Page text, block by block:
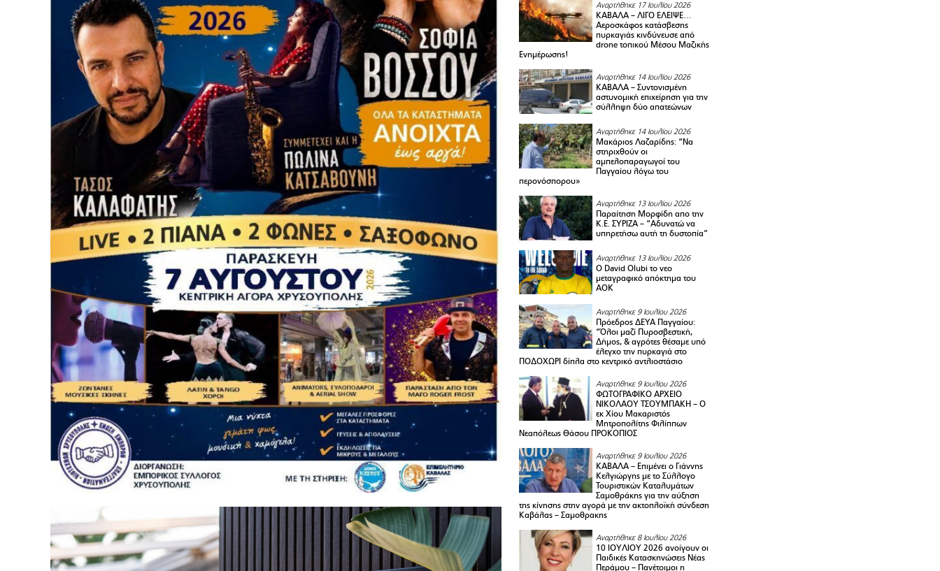
Αναρτήθηκε 17 Ιουλίου 2026
ΚΑΒΑΛΑ – ΛΙΓΟ ΕΛΕΙΨΕ…
Αεροσκάφος κατάσβεσης
πυρκαγιάς κινδύνευσε από
drone τοπικού Μέσου Μαζικής
Ενημέρωσης!
Αναρτήθηκε 14 Ιουλίου 2026
ΚΑΒΑΛΑ – Συντονισμένη
αστυνομική επιχείρηση για την
σύλληψη δύο απατεώνων
Αναρτήθηκε 14 Ιουλίου 2026
Μακάριος Λαζαρίδης: “Να
στηριχθούν οι
αμπελοπαραγωγοί του
Παγγαίου λόγω του
περονόσπορου»
Αναρτήθηκε 13 Ιουλίου 2026
Παραίτηση Μορφίδη απο την
Κ.Ε. ΣΥΡΙΖΑ – “Αδυνατώ να
υπηρετήσω αυτή τη δυστοπία”
Αναρτήθηκε 13 Ιουλίου 2026
Ο David Olubi το νεο
μεταγραφικό απόκτημα του
ΑΟΚ
Αναρτήθηκε 9 Ιουλίου 2026
Πρόεδρος ΔΕΥΑ Παγγαίου:
“Όλοι μαζί Πυροσβεστική,
Δήμος, & αγρότες θέσαμε υπό
έλεγχο την πυρκαγιά στο
ΠΟΔΟΧΩΡΙ δίπλα στο κεντρικό αντλιοστάσιο
Αναρτήθηκε 9 Ιουλίου 2026
ΦΩΤΟΓΡΑΦΙΚΟ ΑΡΧΕΙΟ
ΝΙΚΟΛΑΟΥ ΤΣΟΥΜΠΑΚΗ – Ο
εκ Χίου Μακαριστός
Μητροπολίτης Φιλίππων
Νεαπόλεως Θάσου ΠΡΟΚΟΠΙΟΣ
Αναρτήθηκε 9 Ιουλίου 2026
ΚΑΒΑΛΑ – Επιμένει ο Γιάννης
Κελγιώργης με το Σύλλογο
Τουριστικών Καταλυμάτων
Σαμοθράκης για την αύξηση
της κίνησης στην αγορά με την ακτοπλοϊκή σύνδεση
Καβάλας – Σαμοθρακης
Αναρτήθηκε 8 Ιουλίου 2026
10 ΙΟΥΛΙΟΥ 2026 ανοίγουν οι
Παιδικές Κατασκηνώσεις Νέας
Περάμου – Πανέτοιμοι η